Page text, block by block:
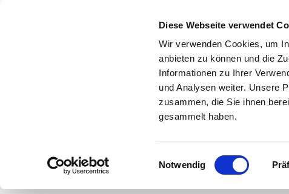
Diese Webseite verwendet
Wir verwenden Cookies, um
anbieten zu können und die
Informationen zu Ihrer
und Analysen weiter. Unsere
zusammen, die Sie ihnen
gesammelt haben.
Einwilligungsauswahl
Notwendig
Über uns Leistungen
Hier geht es zu